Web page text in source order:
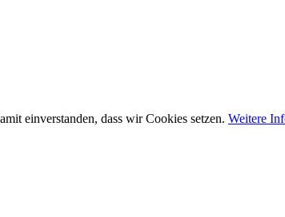
einverstanden, dass wir Cookies setzen. Weitere